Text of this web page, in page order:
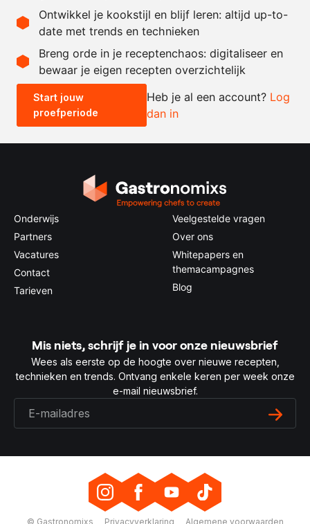
Recept omrekenen
- +
0.5x 1x 2x
Ontwikkel je kookstijl en blijf leren: altijd up-to-
date met trends en technieken
Breng orde in je receptenchaos: digitaliseer en
bewaar je eigen recepten overzichtelijk
Start jouw
proefperiode
Heb je al een account? Log
dan in
Onderwijs
Partners
Vacatures
Contact
Tarieven
Veelgestelde vragen
Over ons
Whitepapers en
themacampagnes
Blog
Mis niets, schrijf je in voor onze nieuwsbrief
Wees als eerste op de hoogte over nieuwe recepten,
technieken en trends. Ontvang enkele keren per week onze
e-mail nieuwsbrief.
© Gastronomixs Privacyverklaring Algemene voorwaarden